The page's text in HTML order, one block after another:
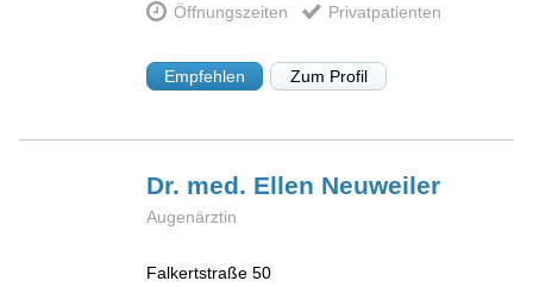
Öffnungszeiten Privatpatienten
Empfehlen Zum Profil
Dr. med. Ellen Neuweiler
Augenärztin
Falkertstraße 50